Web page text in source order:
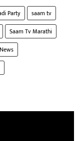
Party
saam tv
Saam Tv Marathi